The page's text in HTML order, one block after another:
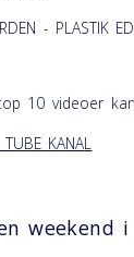
- PLASTIK
10 videoer
KANAL
weekend